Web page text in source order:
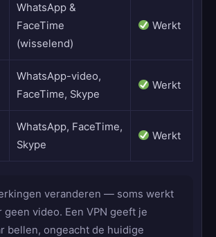
WhatsApp &
FaceTime
(wisselend)
Werkt
WhatsApp-video,
FaceTime, Skype
Werkt
WhatsApp, FaceTime,
Skype
Werkt
veranderen — soms werkt
geen video. Een VPN geeft je
bellen, ongeacht de huidige